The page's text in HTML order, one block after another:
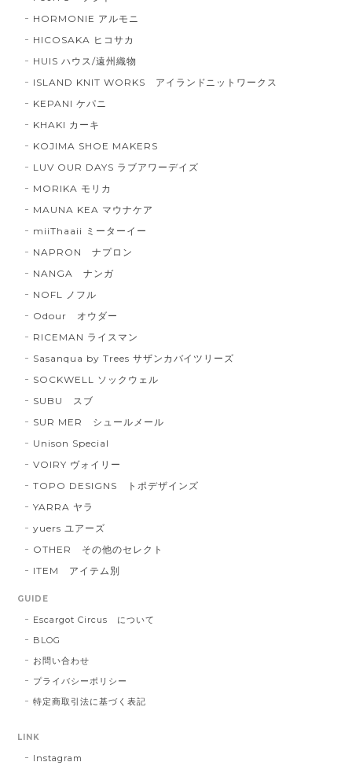
HORMONIE アルモニ
HICOSAKA ヒコサカ
HUIS ハウス/遠州織物
ISLAND KNIT WORKS アイランドニットワークス
KEPANI ケパニ
KHAKI カーキ
KOJIMA SHOE MAKERS
LUV OUR DAYS ラブアワーデイズ
MORIKA モリカ
MAUNA KEA マウナケア
miiThaaii ミーターイー
NAPRON ナプロン
NANGA ナンガ
NOFL ノフル
Odour オウダー
RICEMAN ライスマン
Sasanqua by Trees サザンカバイツリーズ
SOCKWELL ソックウェル
SUBU スブ
SUR MER シュールメール
Unison Special
VOIRY ヴォイリー
TOPO DESIGNS トポデザインズ
YARRA ヤラ
yuers ユアーズ
OTHER その他のセレクト
ITEM アイテム別
GUIDE
Escargot Circus について
BLOG
お問い合わせ
プライバシーポリシー
特定商取引法に基づく表記
LINK
Instagram